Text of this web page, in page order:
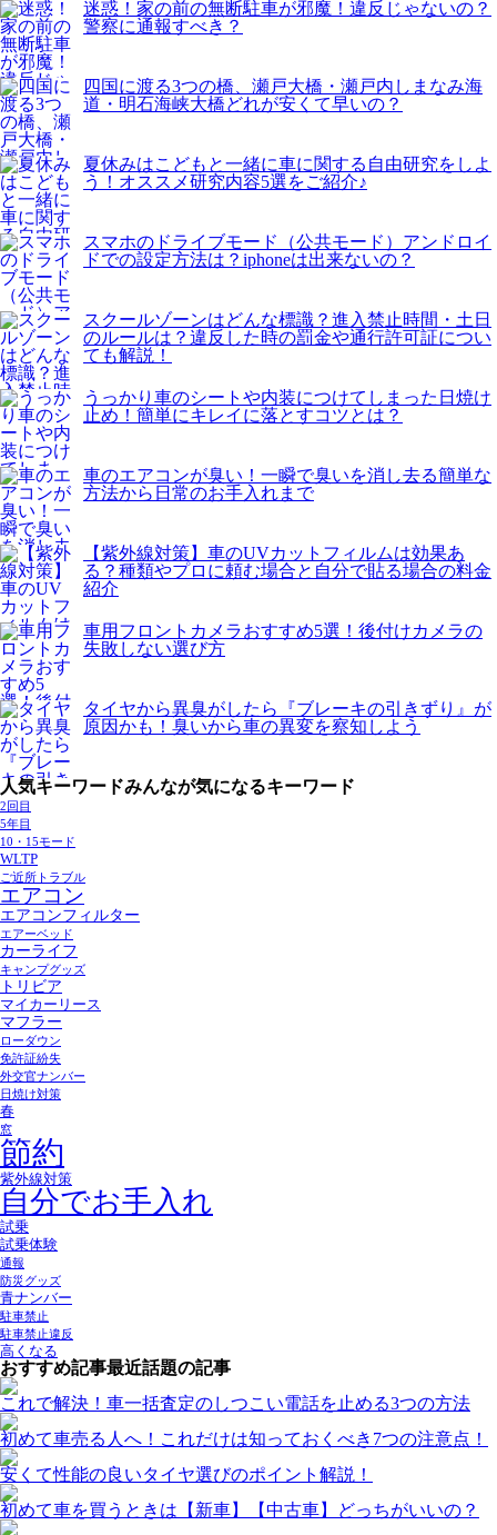
迷惑！家の前の無断駐車が邪魔！違反じゃないの？
警察に通報すべき？
四国に渡る3つの橋、瀬戸大橋・瀬戸内しまなみ海
道・明石海峡大橋どれが安くて早いの？
夏休みはこどもと一緒に車に関する自由研究をしよ
う！オススメ研究内容5選をご紹介♪
スマホのドライブモード（公共モード）アンドロイ
ドでの設定方法は？iphoneは出来ないの？
スクールゾーンはどんな標識？進入禁止時間・土日
のルールは？違反した時の罰金や通行許可証につい
ても解説！
うっかり車のシートや内装につけてしまった日焼け
止め！簡単にキレイに落とすコツとは？
車のエアコンが臭い！一瞬で臭いを消し去る簡単な
方法から日常のお手入れまで
【紫外線対策】車のUVカットフィルムは効果あ
る？種類やプロに頼む場合と自分で貼る場合の料金
紹介
車用フロントカメラおすすめ5選！後付けカメラの
失敗しない選び方
タイヤから異臭がしたら『ブレーキの引きずり』が
原因かも！臭いから車の異変を察知しよう
人気キーワードみんなが気になるキーワード
2回目
5年目
10・15モード
WLTP
ご近所トラブル
エアコン
エアコンフィルター
エアーベッド
カーライフ
キャンプグッズ
トリビア
マイカーリース
マフラー
ローダウン
免許証紛失
外交官ナンバー
日焼け対策
春
窓
節約
紫外線対策
自分でお手入れ
試乗
試乗体験
通報
防災グッズ
青ナンバー
駐車禁止
駐車禁止違反
高くなる
おすすめ記事最近話題の記事
これで解決！車一括査定のしつこい電話を止める3つの方法
初めて車売る人へ！これだけは知っておくべき7つの注意点！
安くて性能の良いタイヤ選びのポイント解説！
初めて車を買うときは【新車】【中古車】どっちがいいの？